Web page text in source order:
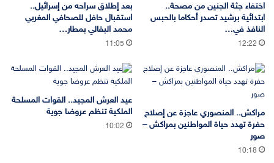
اختفاء جثة الجنين من مصحة..
ابتدائية برشيد تصدر أحكاما بالحبس
النافذ في…
12:22
بعد إطلاق سراحه من إسرائيل..
استقبال حافل للصحافي المغربي
محمد البقالي بمطار…
11:05
مراكش.. المنصوري عاجزة عن إصلاح
حفرة تهدد حياة المواطنين بمراكش –
صور
10:18
عيد العرش المجيد.. القوات المسلحة
الملكية تنظم عروضا جوية
10:02